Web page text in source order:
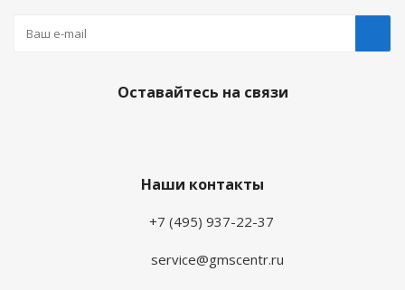
Оставайтесь на связи
Наши контакты
+7 (495) 937-22-37
service@gmscentr.ru